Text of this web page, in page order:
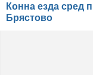
Конна езда сред
Брястово